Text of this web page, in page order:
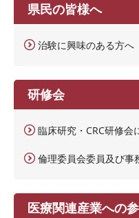
県民の皆様へ
治験に興味のある方へ
研修会
臨床研究・CRC研修会
倫理委員会委員及び事
医療関連産業への